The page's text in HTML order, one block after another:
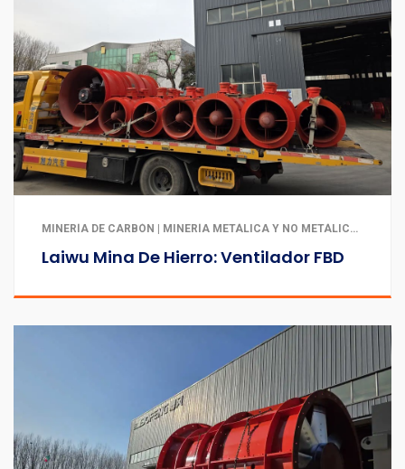
MINERÍA DE CARBÓN | MINERÍA METÁLICA Y NO METÁLICA | PERSONALIZACIÓN PARA ENTORNOS DE ALTA TEMPERATURA, CORROSIVOS Y ESPECIALES | TÚNELES Y OBRAS SUBTERRÁNEAS
Laiwu Mina De Hierro: Ventilador FBD